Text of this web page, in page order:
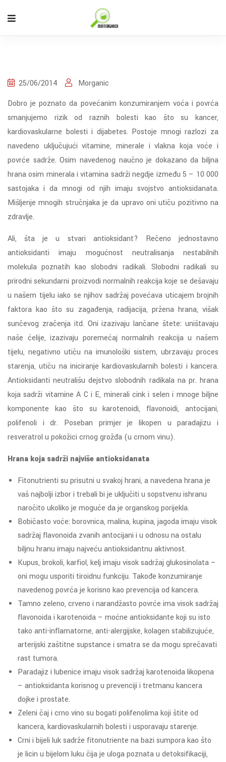
25/06/2014
Morganic
Dobro je poznato da povećanim konzumiranjem voća i povrća
smanjujemo rizik od raznih bolesti kao što su kancer,
kardiovaskularne bolesti i dijabetes. Postoje mnogi razlozi za
navedeno uključujući vitamine, minerale i vlakna koja voće i
povrće sadrže. Osim navedenog naučno je dokazano da biljna
hrana osim minerala i vitamina sadrži negdje između 5 – 10 000
sastojaka i da mnogi od njih imaju svojstvo antioksidanata.
Mišljenje mnogih stručnjaka je da upravo oni utiču pozitivno na
zdravlje.
Ali, šta je u stvari antioksidant? Rečeno jednostavno
antioksidanti imaju mogućnost neutralisanja nestabilnih
molekula poznatih kao slobodni radikali. Slobodni radikali su
prirodni sekundarni proizvodi normalnih reakcija koje se dešavaju
u našem tijelu iako se njihov sadržaj povećava uticajem brojnih
faktora kao što su zagađenja, radijacija, pržena hrana, višak
sunčevog zračenja itd. Oni izazivaju lančane štete: uništavaju
naše ćelije, izazivaju poremećaj normalnih reakcija u našem
tijelu, negativno utiču na imunološki sistem, ubrzavaju proces
starenja, utiču na iniciranje kardiovaskularnih bolesti i kancera.
Antioksidanti neutrališu dejstvo slobodnih radikala na pr. hrana
koja sadrži vitamine A C i E, minerali cink i selen i mnoge biljne
komponente kao što su karotenoidi, flavonoidi, antocijani,
polifenoli i dr. Poseban primjer je likopen u paradajizu i
resveratrol u pokožici crnog grožđa (u crnom vinu).
Hrana koja sadrži najviše antioksidanata
Fitonutrienti su prisutni u svakoj hrani, a navedena hrana je
vaš najbolji izbor i trebali bi je uključiti u sopstvenu ishranu
naročito ukoliko je moguće da je organskog porijekla.
Bobičasto voće: borovnica, malina, kupina, jagoda imaju visok
sadržaj flavonoida zvanih antocijani i u odnosu na ostalu
biljnu hranu imaju najveću antioksidantnu aktivnost.
Kupus, brokoli, karfiol, kelj imaju visok sadržaj glukosinolata –
oni mogu usporiti tiroidnu funkciju. Takođe konzumiranje
navedenog povrća je korisno kao prevencija od kancera.
Tamno zeleno, crveno i narandžasto povrće ima visok sadržaj
flavonoida i karotenoida – moćne antioksidante koji su isto
tako anti-inflamatorne, anti-alergijske, kolagen stabilizujuće,
arterijski zaštitne supstance i smatra se da mogu sprečavati
rast tumora.
Paradajiz i lubenice imaju visok sadržaj karotenoida likopena
– antioksidanta korisnog u prevenciji i tretmanu kancera
dojke i prostate.
Zeleni čaj i crno vino su bogati polifenolima koji štite od
kancera, kardiovaskularnih bolesti i usporavaju starenje.
Crni i bijeli luk sadrže fitonutriente na bazi sumpora kao što
je licin u bijelom luku čija je uloga poznata u detoksifikaciji,